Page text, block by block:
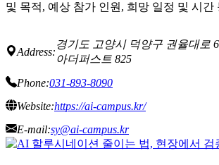
및 목적, 예상 참가 인원, 희망 일정 및 시간
Address:
경기도 고양시 덕양구 권율대로
아더퍼스트 825
Phone:031-893-8090
Website:https://ai-campus.kr/
E-mail:sy@ai-campus.kr